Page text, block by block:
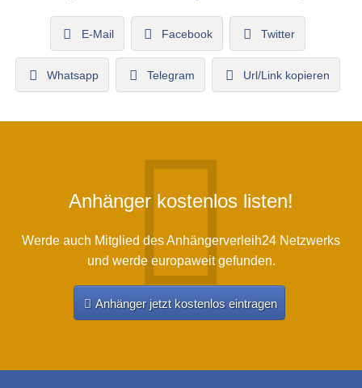
E-Mail Facebook Twitter
Whatsapp Telegram Url/Link kopieren
Anhänger kostenlos listen!
Werde auch Mitglied des Anhängerverleih24 Netzwerks
und werde europaweit gefunden.
Anhänger jetzt kostenlos eintragen